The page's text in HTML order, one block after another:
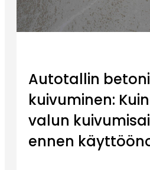
Autotallin
kuivuminen:
valun
ennen